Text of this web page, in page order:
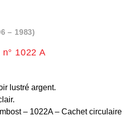
– 1983)
1022 A
lustré argent.
– 1022A – Cachet circulaire